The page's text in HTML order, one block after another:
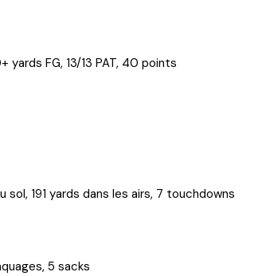
yards FG, 13/13 PAT, 40 points
sol, 191 yards dans les airs, 7 touchdowns
5 sacks